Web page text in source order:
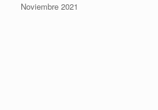
Noviembre 2021